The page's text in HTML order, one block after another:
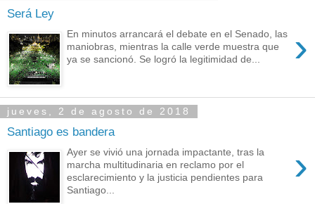
Será Ley
›
En minutos arrancará el debate en el Senado, las
maniobras, mientras la calle verde muestra que
ya se sancionó. Se logró la legitimidad de...
jueves, 2 de agosto de 2018
Santiago es bandera
›
Ayer se vivió una jornada impactante, tras la
marcha multitudinaria en reclamo por el
esclarecimiento y la justicia pendientes para
Santiago...